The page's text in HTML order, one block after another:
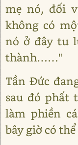
mẹ nó, đối
không có
nó ở đây tu
thành……"
Tần Đức
sau đó phất
làm phiền
bây giờ có